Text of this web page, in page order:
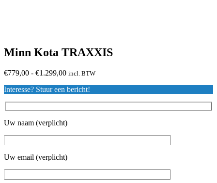
Minn Kota TRAXXIS
€779,00 - €1.299,00Prijsklasse:
tot
incl. BTW
Interesse? Stuur een bericht!
Uw naam (verplicht)
Uw email (verplicht)